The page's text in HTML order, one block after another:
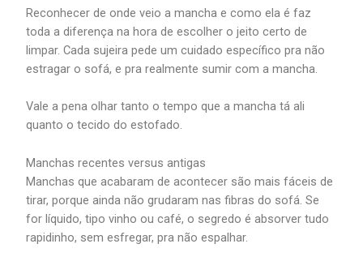
Reconhecer de onde veio a mancha e como ela é faz
toda a diferença na hora de escolher o jeito certo de
limpar. Cada sujeira pede um cuidado específico pra não
estragar o sofá, e pra realmente sumir com a mancha.
Vale a pena olhar tanto o tempo que a mancha tá ali
quanto o tecido do estofado.
Manchas recentes versus antigas
Manchas que acabaram de acontecer são mais fáceis de
tirar, porque ainda não grudaram nas fibras do sofá. Se
for líquido, tipo vinho ou café, o segredo é absorver tudo
rapidinho, sem esfregar, pra não espalhar.